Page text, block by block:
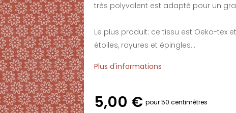
très polyvalent est adapté pour un
Le plus produit: ce tissu est Oeko-tex
étoiles, rayures et épingles...
Plus d'informations
5,00 € pour 50 centimètres